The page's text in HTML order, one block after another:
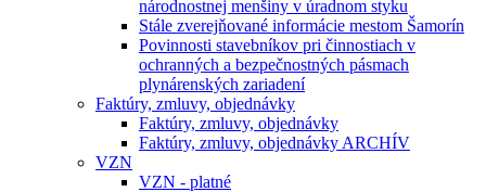
národnostnej menšiny v úradnom styku
Stále zverejňované informácie mestom Šamorín
Povinnosti stavebníkov pri činnostiach v
ochranných a bezpečnostných pásmach
plynárenských zariadení
Faktúry, zmluvy, objednávky
Faktúry, zmluvy, objednávky
Faktúry, zmluvy, objednávky ARCHÍV
VZN
VZN - platné